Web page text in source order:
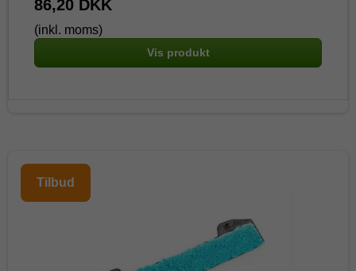
86,20 DKK
(inkl. moms)
Vis produkt
Tilbud